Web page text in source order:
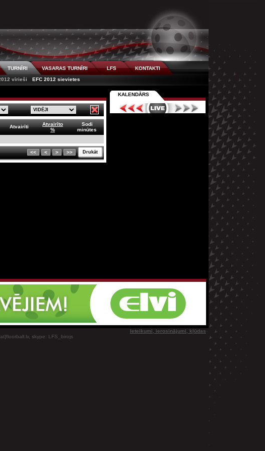
TURNĪRI VASARAS TURNĪRI LFS
KONTAKTI
vīrieši EFC 2012 sievietes
Atvairīti
Atvairīto
%
Sodi
minūtes
Drukāt
<< < > >>
KALENDĀRS
skype: LFS_birojs
Ieteikumi, ierosinājumi, kļūdas